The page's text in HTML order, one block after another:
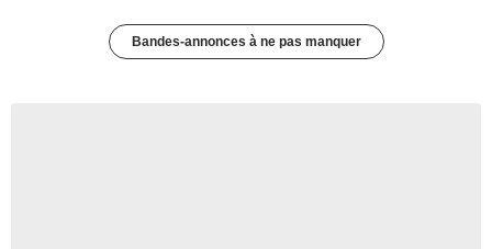
Bandes-annonces à ne pas manquer